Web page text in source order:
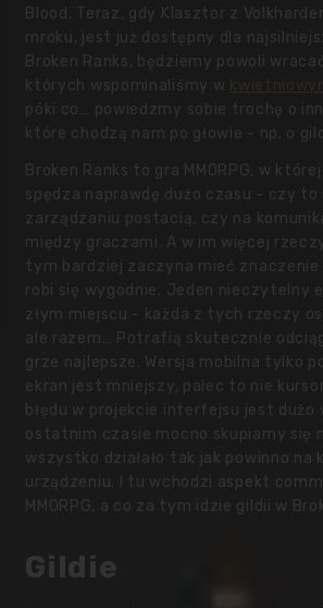
Blood. Teraz, gdy Klasztor z
mroku, jest już dostępny dla
Broken Ranks, będziemy powoli
których wspominaliśmy w
póki co… powiedzmy sobie trochę o
które chodzą nam po głowie - np. o
Broken Ranks to gra MMORPG, w
spędza naprawdę dużo czasu - czy to
zarządzaniu postacią, czy na
między graczami. A w im więcej
tym bardziej zaczyna mieć
robi się wygodnie. Jeden nieczytelny
złym miejscu - każda z tych rzeczy
ale razem… Potrafią skutecznie
grze najlepsze. Wersja mobilna tylko
ekran jest mniejszy, palec to nie
błędu w projekcie interfejsu jest dużo
ostatnim czasie mocno skupiamy się
wszystko działało tak jak powinno na
urządzeniu. I tu wchodzi aspekt
MMORPG, a co za tym idzie gildii w
Gildie